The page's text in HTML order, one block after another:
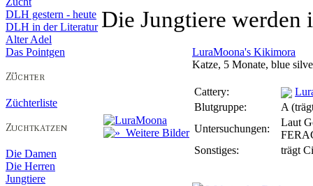
DLH gestern - heute
DLH in der Literatur
Alter Adel
Das Pointgen
Züchterliste
Die Damen
Die Herren
Jungtiere
Die Jungtiere
Weitere Bilder
LuraMoona's Kikimora
Katze, 5 Monate, blue
Cattery:
Blutgruppe:
A
Untersuchungen:
Laut
Sonstiges:
trägt